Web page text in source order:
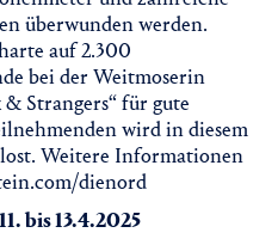
überwunden werden.
auf 2.300
bei der Weitmoserin
Strangers“ für gute
wird in diesem
Weitere Informationen
dienord
bis 13.4.2025